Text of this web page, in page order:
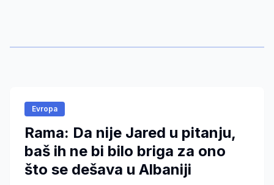
Evropa
Rama: Da nije Jared u pitanju,
baš ih ne bi bilo briga za ono
što se dešava u Albaniji